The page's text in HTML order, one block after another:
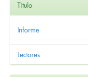
Título
Informe
Lectores